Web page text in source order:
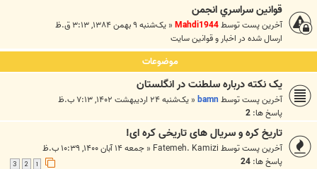
قوانين سراسري انجمن
آخرین پست توسطMahdi1944
« یک‌شنبه ۹ بهمن ۱۳۸۴, ۳:۱۳ ق.ظ
ارسال شده در اخبار و قوانين سايت
موضوعات
یک نکته درباره سلطنت در انگلستان
آخرین پست توسطbamn
« یک‌شنبه ۲۴ اردیبهشت ۱۴۰۲, ۷:۱۳ ب.ظ
پاسخ ها: 2
تاریخ کره و سریال های تاریخی کره ای!
آخرین پست توسطFatemeh. Kamizi
« جمعه ۱۴ آبان ۱۴۰۰, ۱۰:۳۹ ب.ظ
پاسخ ها: 24
3